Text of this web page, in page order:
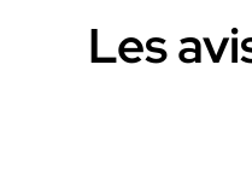
Les